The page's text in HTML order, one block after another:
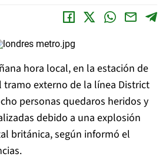
hora local, en la estación de
tramo externo de la línea District
personas quedaros heridos y
debido a una explosión
británica, según informó el